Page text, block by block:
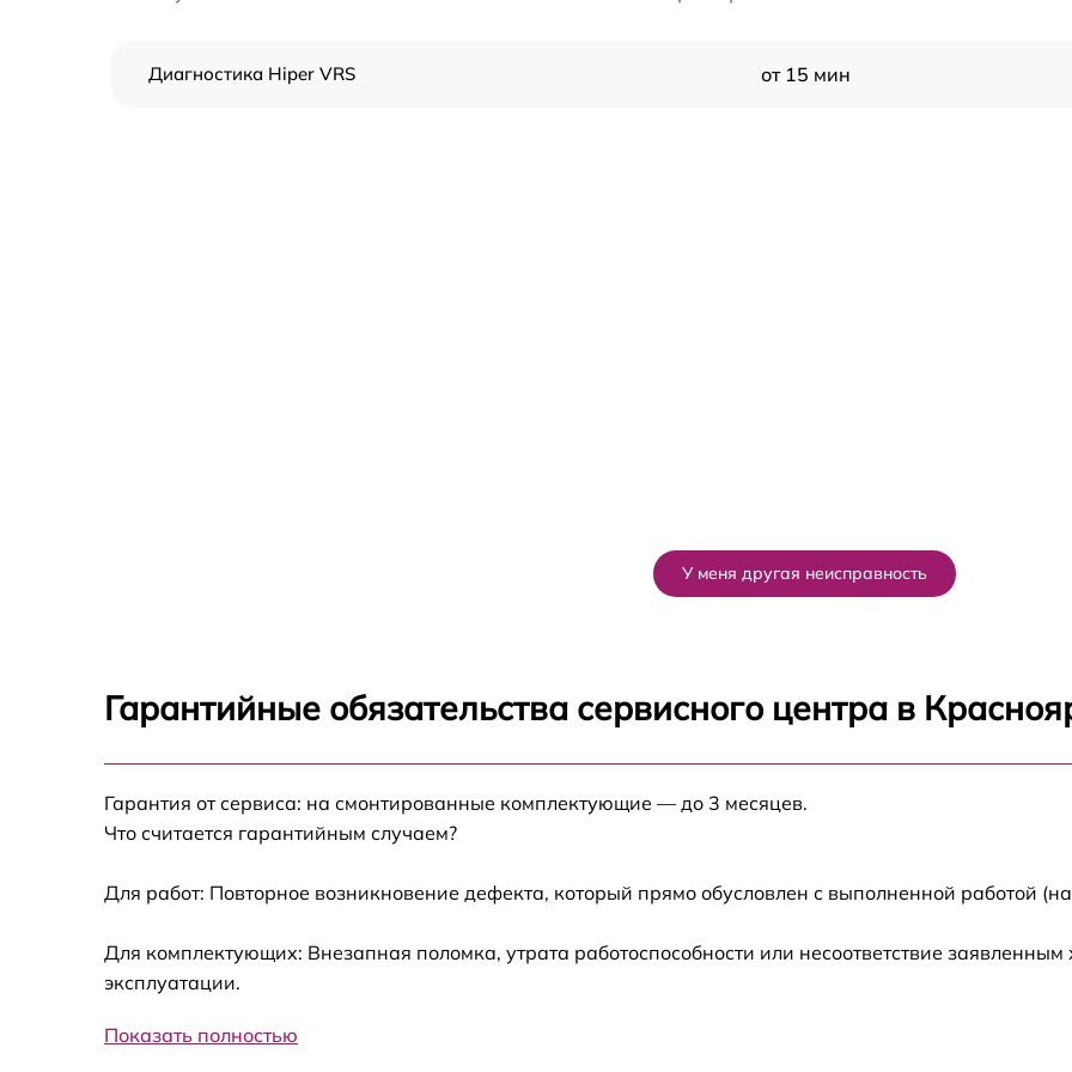
Диагностика Hiper VRS от 15 мин
У меня другая неисправность
Гарантийные обязательства сервисного центра в
Гарантия от сервиса: на смонтированные комплектующие — до 3 месяцев.
Что считается гарантийным случаем?
Для работ: Повторное возникновение дефекта, который прямо обусловлен с выполненной работой
Для комплектующих: Внезапная поломка, утрата работоспособности или несоответствие
эксплуатации.
Показать полностью